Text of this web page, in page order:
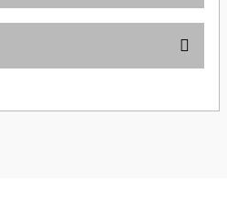
formunu kullanarak tarafımıza